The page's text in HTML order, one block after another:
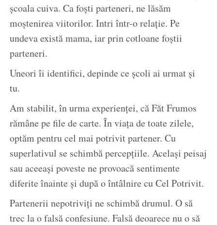
școala cuiva. Ca foști parteneri, ne lăsăm
moștenirea viitorilor. Intri într-o relație. Pe
undeva există mama, iar prin cotloane foștii
parteneri.
Uneori îi identifici, depinde ce școli ai urmat și
tu.
Am stabilit, în urma experienței, că Făt Frumos
rămâne pe file de carte. În viața de toate zilele,
optăm pentru cel mai potrivit partener. Cu
superlativul se schimbă percepțiile. Același peisaj
sau aceeași poveste ne provoacă sentimente
diferite înainte și după o întâlnire cu Cel Potrivit.
Partenerii nepotriviți ne schimbă drumul. O să
trec la o falsă confesiune. Falsă deoarece nu o să